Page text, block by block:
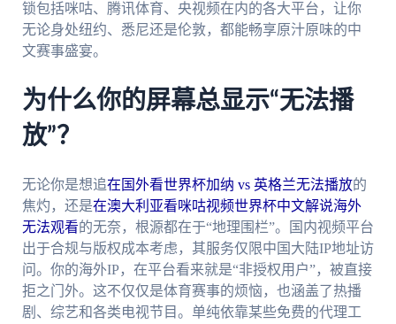
锁包括咪咕、腾讯体育、央视频在内的各大平台，让你
无论身处纽约、悉尼还是伦敦，都能畅享原汁原味的中
文赛事盛宴。
为什么你的屏幕总显示“无法播
放”？
无论你是想追在国外看世界杯加纳 vs 英格兰无法播放的
焦灼，还是在澳大利亚看咪咕视频世界杯中文解说海外
无法观看的无奈，根源都在于“地理围栏”。国内视频平台
出于合规与版权成本考虑，其服务仅限中国大陆IP地址访
问。你的海外IP，在平台看来就是“非授权用户”，被直接
拒之门外。这不仅仅是体育赛事的烦恼，也涵盖了热播
剧、综艺和各类电视节目。单纯依靠某些免费的代理工